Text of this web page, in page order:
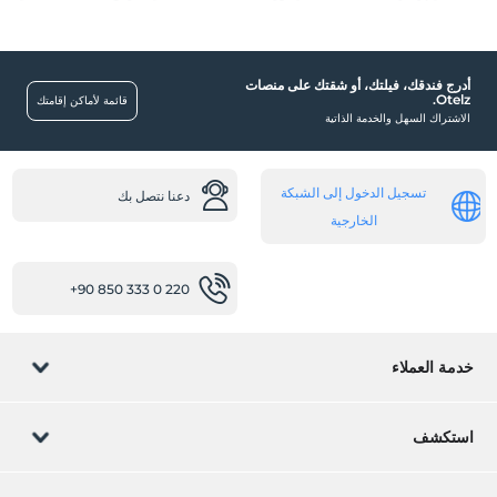
مطعم (حسب الطلب)
غرف
غرف ممنوع فيها التدخين
تكييف
طفل (أطفال)
الأطفال الرضع حتى سن 2 مجانيون.
أدرج فندقك، فيلتك، أو شقتك على منصات
Otelz.
الاشتراك السهل والخدمة الذاتية
قائمة لأماكن إقامتك
تسجيل الدخول إلى الشبكة
الخارجية
دعنا نتصل بك
+90 850 333 0 220
خدمة العملاء
إدارة الحجز
استكشف